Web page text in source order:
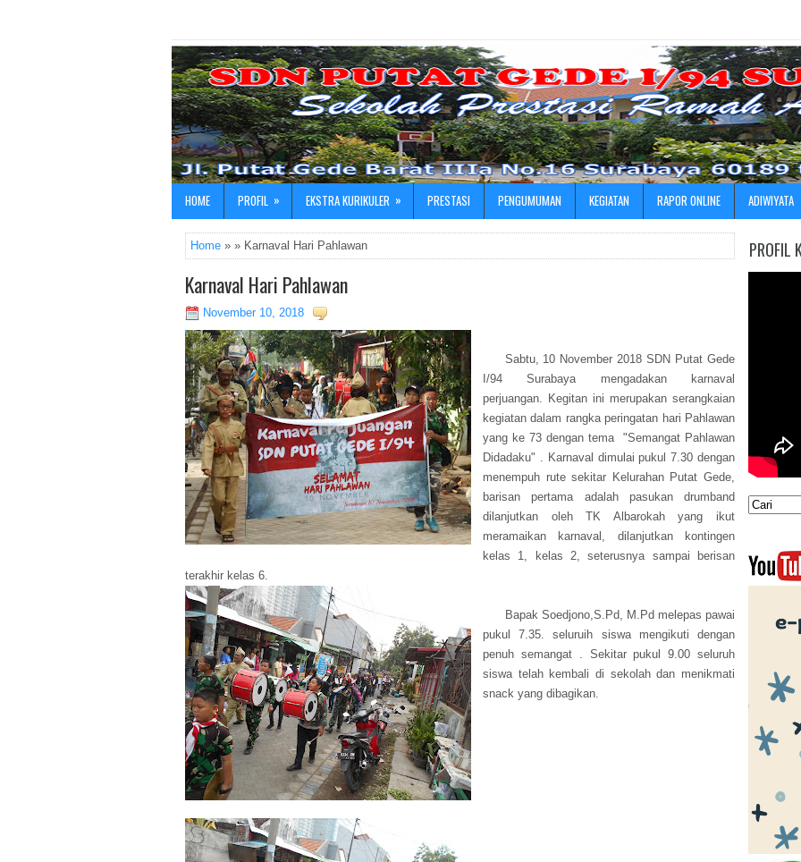
HOME PROFIL » EKSTRA KURIKULER » PRESTASI PENGUMUMAN KEGIATAN RAPOR ONLINE ADIWIYATA
Home » » Karnaval Hari Pahlawan
Karnaval Hari Pahlawan
November 10, 2018
Sabtu, 10 November 2018 SDN Putat Gede
I/94 Surabaya mengadakan karnaval
perjuangan. Kegitan ini merupakan serangkaian
kegiatan dalam rangka peringatan hari Pahlawan
yang ke 73 dengan tema "Semangat Pahlawan
Didadaku" . Karnaval dimulai pukul 7.30 dengan
menempuh rute sekitar Kelurahan Putat Gede,
barisan pertama adalah pasukan drumband
dilanjutkan oleh TK Albarokah yang ikut
meramaikan karnaval, dilanjutkan kontingen
kelas 1, kelas 2, seterusnya sampai berisan
terakhir kelas 6.
Bapak Soedjono,S.Pd, M.Pd melepas pawai
pukul 7.35. seluruih siswa mengikuti dengan
penuh semangat . Sekitar pukul 9.00 seluruh
siswa telah kembali di sekolah dan menikmati
snack yang dibagikan.
PROFIL